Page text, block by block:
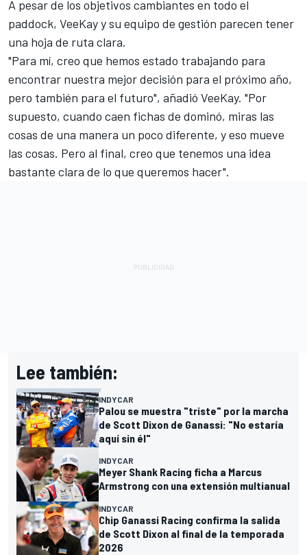
A pesar de los objetivos cambiantes en todo el
paddock, VeeKay y su equipo de gestión parecen tener
una hoja de ruta clara.
"Para mí, creo que hemos estado trabajando para
encontrar nuestra mejor decisión para el próximo año,
pero también para el futuro", añadió VeeKay. "Por
supuesto, cuando caen fichas de dominó, miras las
cosas de una manera un poco diferente, y eso mueve
las cosas. Pero al final, creo que tenemos una idea
bastante clara de lo que queremos hacer".
Lee también:
INDYCAR
Palou se muestra "triste" por la marcha
de Scott Dixon de Ganassi: "No estaría
aquí sin él"
INDYCAR
Meyer Shank Racing ficha a Marcus
Armstrong con una extensión multianual
INDYCAR
Chip Ganassi Racing confirma la salida
de Scott Dixon al final de la temporada
2026